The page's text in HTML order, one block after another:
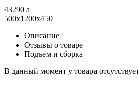
43290 a
500x1200x450
Описание
Отзывы о товаре
Подъем и сборка
В данный момент у товара